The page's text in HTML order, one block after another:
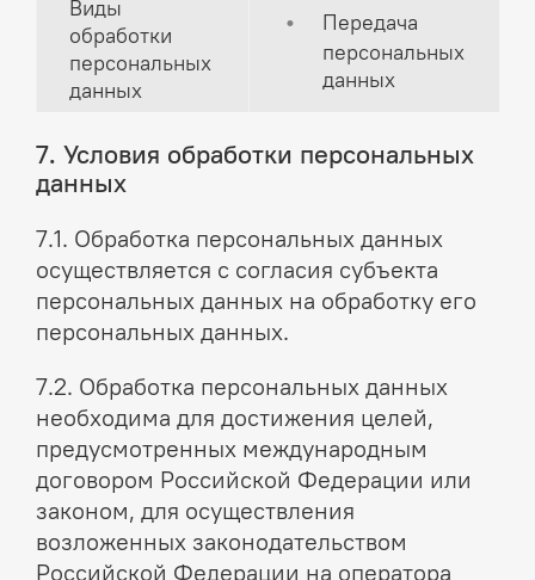
Виды
обработки
персональных
данных
Передача
персональных
данных
7. Условия обработки персональных
данных
7.1. Обработка персональных данных
осуществляется с согласия субъекта
персональных данных на обработку его
персональных данных.
7.2. Обработка персональных данных
необходима для достижения целей,
предусмотренных международным
договором Российской Федерации или
законом, для осуществления
возложенных законодательством
Российской Федерации на оператора